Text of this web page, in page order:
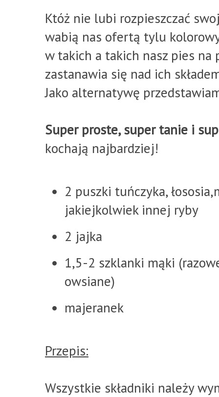
Któż nie lubi rozpieszczać
wabią nas ofertą tylu
w takich a takich nasz pies na
zastanawia się nad ich
Jako alternatywę
Super proste, super tanie i
kochają najbardziej!
2 puszki tuńczyka,
jakiejkolwiek innej ryby
2 jajka
1,5-2 szklanki mąki
owsiane)
majeranek
Przepis:
Wszystkie składniki należy